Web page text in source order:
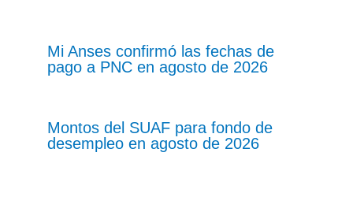
Mi Anses confirmó las fechas de
pago a PNC en agosto de 2026
Montos del SUAF para fondo de
desempleo en agosto de 2026